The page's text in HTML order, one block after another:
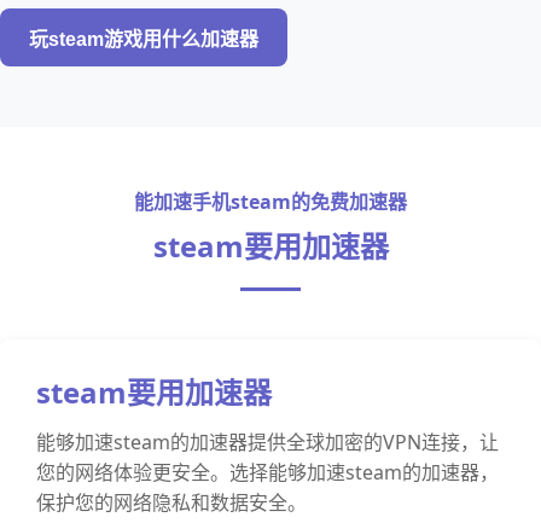
玩steam游戏用什么加速器
能加速手机steam的免费加速器
steam要用加速器
steam要用加速器
能够加速steam的加速器提供全球加密的VPN连接，让
您的网络体验更安全。选择能够加速steam的加速器，
保护您的网络隐私和数据安全。